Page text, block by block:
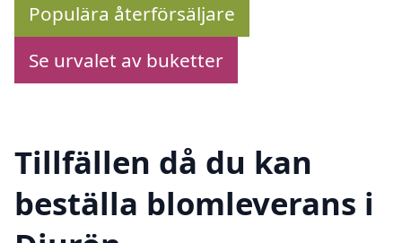
Populära återförsäljare
Se urvalet av buketter
Tillfällen då du kan
beställa blomleverans i